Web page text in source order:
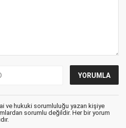
ve hukuki sorumluluğu yazan kişiye
sorumlu değildir. Her bir yorum